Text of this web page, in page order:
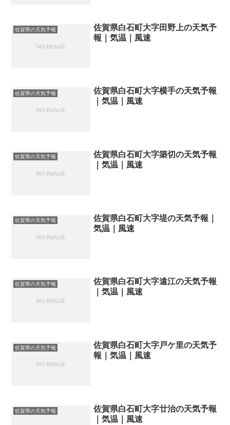
佐賀県の天気予報
佐賀県白石町大字田野上の天気予
報｜気温｜風速
佐賀県の天気予報
佐賀県白石町大字横手の天気予報
｜気温｜風速
佐賀県の天気予報
佐賀県白石町大字築切の天気予報
｜気温｜風速
佐賀県の天気予報
佐賀県白石町大字堤の天気予報｜
気温｜風速
佐賀県の天気予報
佐賀県白石町大字遠江の天気予報
｜気温｜風速
佐賀県の天気予報
佐賀県白石町大字戸ケ里の天気予
報｜気温｜風速
佐賀県の天気予報
佐賀県白石町大字廿治の天気予報
｜気温｜風速